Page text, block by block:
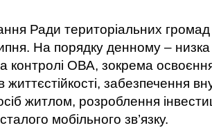
Ради територіальних громад
На порядку денному –
контролі ОВА, зокрема освоєння
життєстійкості, забезпечення
житлом, розроблення
мобільного зв’язку.